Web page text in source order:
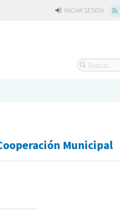
INICIAR SESIÓN
Municipal